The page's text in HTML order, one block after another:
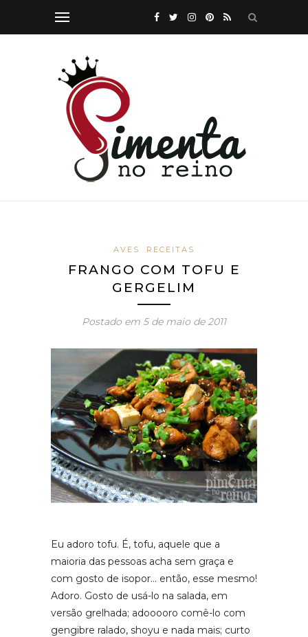
AVES RECEITAS
FRANGO COM TOFU E
GERGELIM
Postado em 5 de maio de 2011
Eu adoro tofu. É, tofu, aquele que a
maioria das pessoas acha sem graça e
com gosto de isopor… então, esse mesmo!
Adoro. Gosto de usá-lo na salada, em
versão grelhada; adooooro comê-lo com
gengibre ralado, shoyu e nada mais; curto